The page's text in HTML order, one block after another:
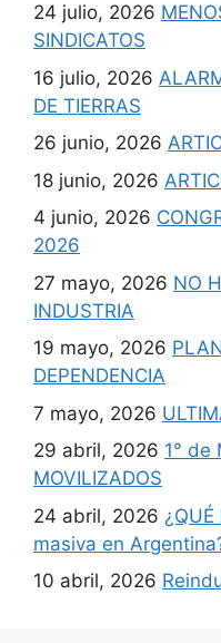
24 julio, 2026
SINDICATOS
16 julio, 2026
DE TIERRAS
26 junio, 2026
18 junio, 2026
4 junio, 2026
2026
27 mayo, 2026 NO
INDUSTRIA
19 mayo, 2026
DEPENDENCIA
7 mayo, 2026
29 abril, 2026 1° de
MOVILIZADOS
24 abril, 2026
masiva en
10 abril, 2026